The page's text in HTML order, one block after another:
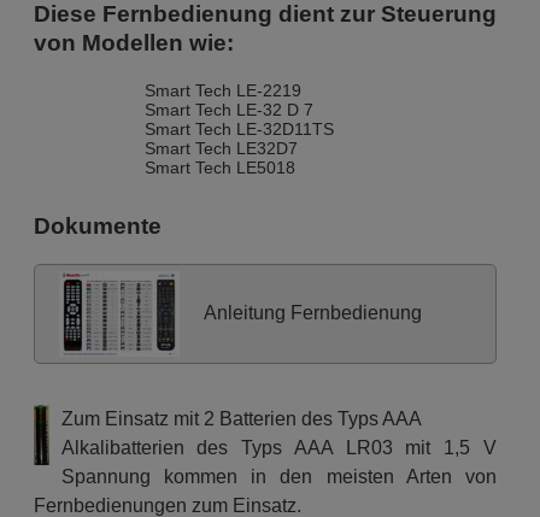
Diese Fernbedienung dient zur Steuerung
von Modellen wie:
Smart Tech LE-2219
Smart Tech LE-32 D 7
Smart Tech LE-32D11TS
Smart Tech LE32D7
Smart Tech LE5018
Dokumente
Anleitung Fernbedienung
Zum Einsatz mit 2 Batterien des Typs AAA
Alkalibatterien des Typs AAA LR03 mit 1,5 V
Spannung kommen in den meisten Arten von
Fernbedienungen zum Einsatz.